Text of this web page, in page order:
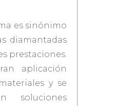
es sinónimo
diamantadas
prestaciones.
aplicación
y se
soluciones